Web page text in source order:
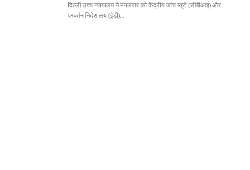
दिल्ली उच्च न्यायालय ने मंगलवार को केंद्रीय जांच ब्यूरो (सीबीआई) और
प्रवर्तन निदेशालय (ईडी)...